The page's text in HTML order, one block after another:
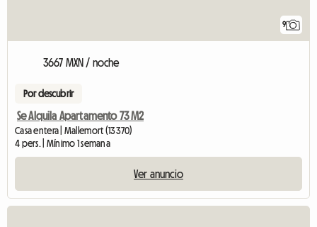
9
3667 MXN / noche
Por descubrir
Se Alquila Apartamento 73 M2
Casa entera | Mallemort (13370)
4 pers. | Mínimo 1 semana
Ver anuncio